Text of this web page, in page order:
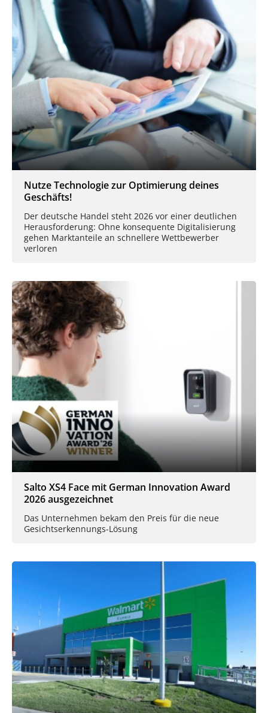
Nutze Technologie zur Optimierung deines
Geschäfts!
Der deutsche Handel steht 2026 vor einer deutlichen
Herausforderung: Ohne konsequente Digitalisierung
gehen Marktanteile an schnellere Wettbewerber
verloren
Salto XS4 Face mit German Innovation Award
2026 ausgezeichnet
Das Unternehmen bekam den Preis für die neue
Gesichtserkennungs-Lösung